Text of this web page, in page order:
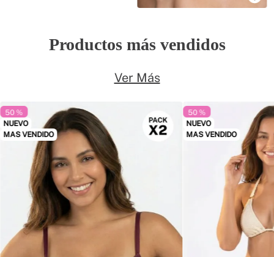
Productos más vendidos
Ver Más
50 %
NUEVO
MAS VENDIDO
50 %
NUEVO
MAS VENDIDO